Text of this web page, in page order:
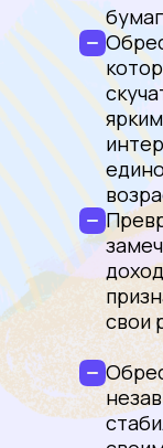
Окончила
пензенское
баллам.После
Поступила на
ощутила
свои